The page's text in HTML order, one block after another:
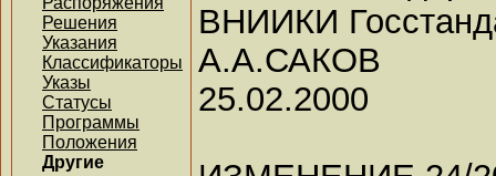
Решения
Указания
Классификаторы
Указы
Статусы
Программы
Положения
Другие
ВНИИКИ
А.А.САКОВ
25.02.2000